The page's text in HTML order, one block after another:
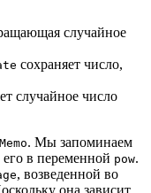
случайное
сохраняет число,
случайное число
. Мы запоминаем
в переменной pow.
, возведенной во